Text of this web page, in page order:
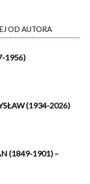
OD AUTORA
1956)
(1934-2026)
(1849-1901) –